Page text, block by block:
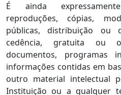
É ainda
reproduções, cópias,
públicas, distribuição
cedência, gratuita ou
documentos, programas
informações contidas em
outro material intelectual
Instituição ou a qualquer